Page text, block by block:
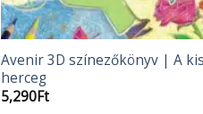
Avenir 3D színezőkönyv | A kis
herceg
5,290Ft